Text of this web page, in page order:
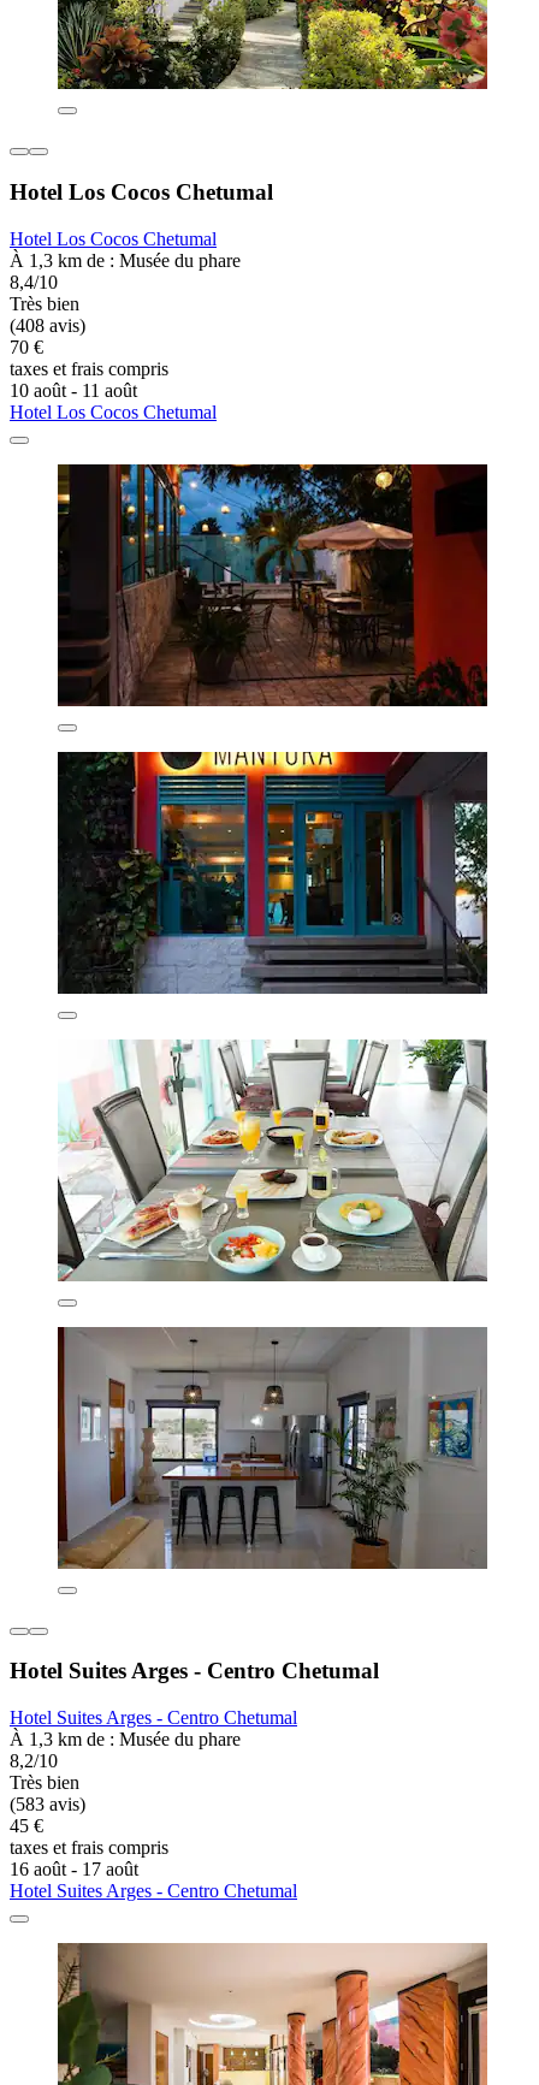
Hotel Los Cocos Chetumal
Hotel Los Cocos Chetumal
À 1,3 km de : Musée du phare
8,4/10
Très bien
(408 avis)
70 €
taxes et frais compris
10 août - 11 août
Hotel Los Cocos Chetumal
Hotel Suites Arges - Centro Chetumal
Hotel Suites Arges - Centro Chetumal
À 1,3 km de : Musée du phare
8,2/10
Très bien
(583 avis)
45 €
taxes et frais compris
16 août - 17 août
Hotel Suites Arges - Centro Chetumal